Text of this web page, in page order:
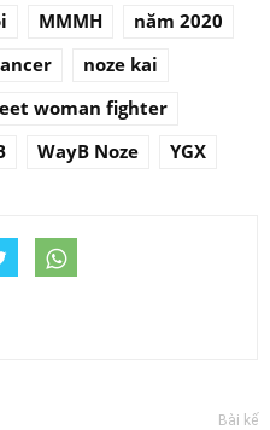
MMMH
năm 2020
noze kai
woman fighter
WayB Noze YGX
Bài kế